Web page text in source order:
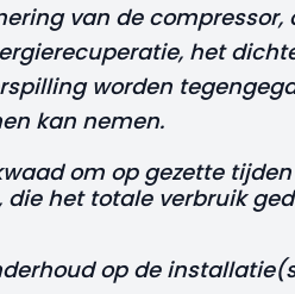
van de
het
worden
kan nemen.
om op gezette
die het totale verbruik
op de